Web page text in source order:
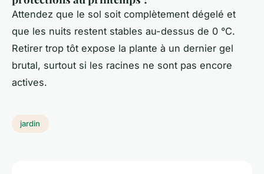
Attendez que le sol soit complètement dégelé et
que les nuits restent stables au-dessus de 0 °C.
Retirer trop tôt expose la plante à un dernier gel
brutal, surtout si les racines ne sont pas encore
actives.
jardin